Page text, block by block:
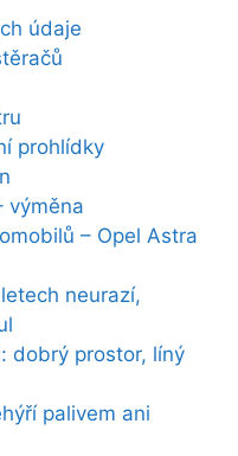
údaje
prohlídky
výměna
– Opel Astra
neurazí,
dobrý prostor, líný
palivem ani